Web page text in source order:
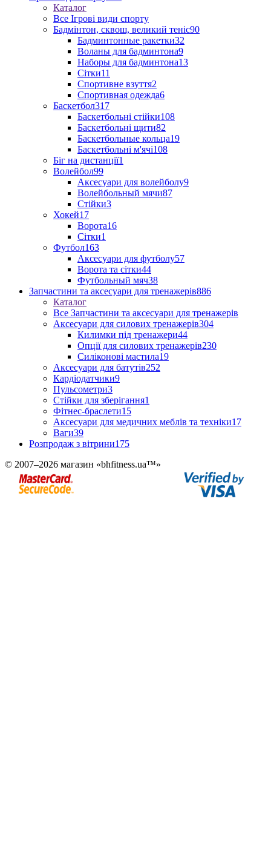
Каталог
Все Ігрові види спорту
Бадмінтон, сквош, великий теніс90
Бадминтонные ракетки32
Воланы для бадминтона9
Наборы для бадминтона13
Сітки11
Спортивне взуття2
Спортивная одежда6
Баскетбол317
Баскетбольні стійки108
Баскетбольні щити82
Баскетбольные кольца19
Баскетбольні м'ячі108
Біг на дистанції1
Волейбол99
Аксесуари для волейболу9
Волейбольный мячи87
Стійки3
Хокей17
Ворота16
Сітки1
Футбол163
Аксесуари для футболу57
Ворота та сітки44
Футбольный мяч38
Запчастини та аксесуари для тренажерів886
Каталог
Все Запчастини та аксесуари для тренажерів
Аксесуари для силових тренажерів304
Килимки під тренажери44
Опції для силових тренажерів230
Силіконові мастила19
Аксесуари для батутів252
Кардіодатчики9
Пульсометри3
Стійки для зберігання1
Фітнес-браслети15
Аксесуари для медичних меблів та техніки17
Ваги39
Розпродаж з вітрини175
© 2007–2026 магазин «bhfitness.ua™»